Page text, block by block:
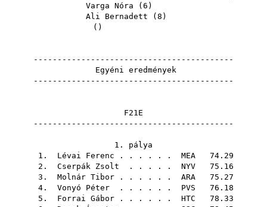
Varga Nóra ( 6 )
Ali Bernadett ( 8 )
()
------------------------------------------
Egyéni eredmények
------------------------------------------
F21E
------------------------------------------
1. pálya
1. Lévai Ferenc . . . . . . MEA 74.29
2. Cserpák Zsolt . . . . . NYV 75.16
3. Molnár Tibor . . . . . . ARA 75.27
4. Vonyó Péter . . . . . . PVS 76.18
5. Forrai Gábor . . . . . . HTC 78.33